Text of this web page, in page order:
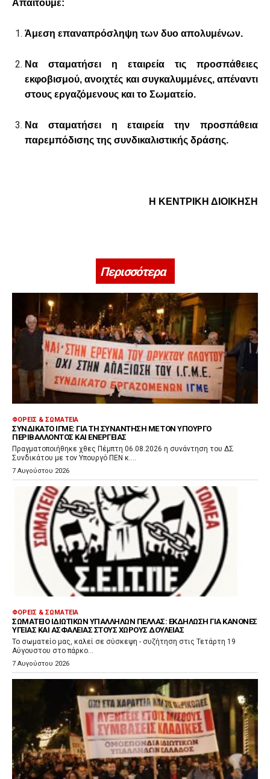
Απαιτούμε:
Άμεση επαναπρόσληψη των δυο απολυμένων.
Να σταματήσει η εταιρεία τις προσπάθειες
εκφοβισμού, ανοιχτές και συγκαλυμμένες, απέναντι
στους εργαζόμενους και το Σωματείο.
Να σταματήσει η εταιρεία την προσπάθεια
παρεμπόδισης της συνδικαλιστικής δράσης.
Η ΚΕΝΤΡΙΚΗ ΔΙΟΙΚΗΣΗ
Περισσότερα
ΦΟΡΕΊΣ & ΣΩΜΑΤΕΊΑ
ΣΥΝΔΙΚΆΤΟ ΙΓΜΕ: ΓΙΑ ΤΗ ΣΥΝΆΝΤΗΣΗ ΜΕ ΤΟΝ ΥΠΟΥΡΓΌ
ΠΕΡΙΒΆΛΛΟΝΤΟΣ ΚΑΙ ΕΝΈΡΓΕΙΑΣ
Πραγματοποιήθηκε χθες Πέμπτη 06.08.2026 η συνάντηση του ΔΣ
Συνδικάτου με τον Υπουργό ΠΕΝ κ....
7 Αυγούστου 2026
ΦΟΡΕΊΣ & ΣΩΜΑΤΕΊΑ
ΣΩΜΑΤΕΊΟ ΙΔΙΩΤΙΚΏΝ ΥΠΑΛΛΉΛΩΝ ΠΈΛΛΑΣ: ΕΚΔΉΛΩΣΗ ΓΙΑ ΚΑΝΌΝΕΣ
ΥΓΕΊΑΣ ΚΑΙ ΑΣΦΆΛΕΙΑΣ ΣΤΟΥΣ ΧΏΡΟΥΣ ΔΟΥΛΕΙΆΣ
Το σωματείο μας, καλεί σε σύσκεψη - συζήτηση στις Τετάρτη 19
Αύγουστου στο πάρκο...
7 Αυγούστου 2026